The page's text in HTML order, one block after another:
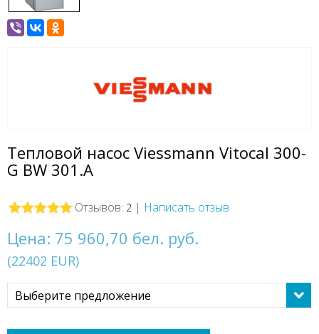
Тепловой насос Viessmann Vitocal 300-
G BW 301.A
Отзывов: 2 | Написать отзыв
Цена: 75 960,70 бел. руб.
(22402 EUR)
Выберите предложение